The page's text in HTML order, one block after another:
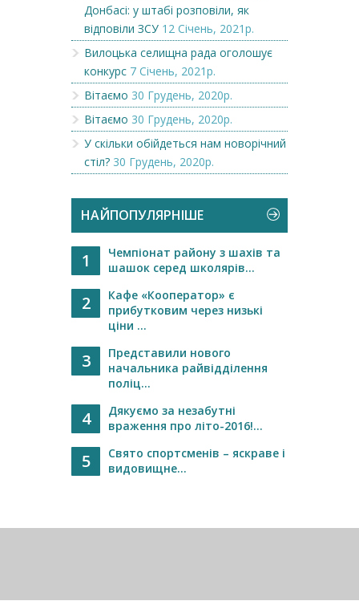
Донбасі: у штабі розповіли, як
відповіли ЗСУ 12 Січень, 2021р.
Вилоцька селищна рада оголошує
конкурс 7 Січень, 2021р.
Вітаємо 30 Грудень, 2020р.
Вітаємо 30 Грудень, 2020р.
У скільки обійдеться нам новорічний
стіл? 30 Грудень, 2020р.
НАЙПОПУЛЯРНІШЕ
1
Чемпіонат району з шахів та
шашок серед школярів...
2
Кафе «Кооператор» є
прибутковим через низькі
ціни ...
3
Представили нового
начальника райвідділення
поліц...
4
Дякуємо за незабутні
враження про літо-2016!...
5
Свято спортсменів – яскраве і
видовищне...